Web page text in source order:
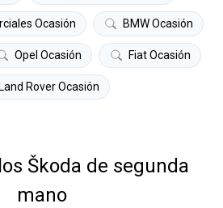
Ocasión BMW Ocasión
Opel Ocasión Fiat Ocasión
Land Rover Ocasión
Škoda de segunda
mano